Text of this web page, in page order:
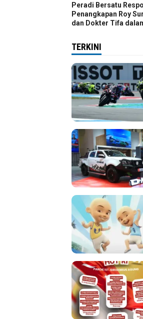
Peradi Bersatu
Penangkapan Roy
dan Dokter Tifa
TERKINI